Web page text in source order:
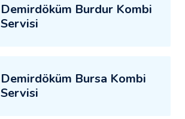
Demirdöküm Burdur Kombi
Servisi
Demirdöküm Bursa Kombi
Servisi